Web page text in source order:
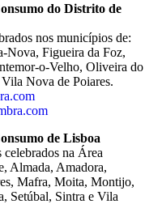
do Distrito de
nos municípios de:
Nova, Figueira da Foz,
o-Velho, Oliveira do
Nova de Poiares.
de Lisboa
na Área
Almada, Amadora,
Mafra, Moita, Montijo,
Setúbal, Sintra e Vila